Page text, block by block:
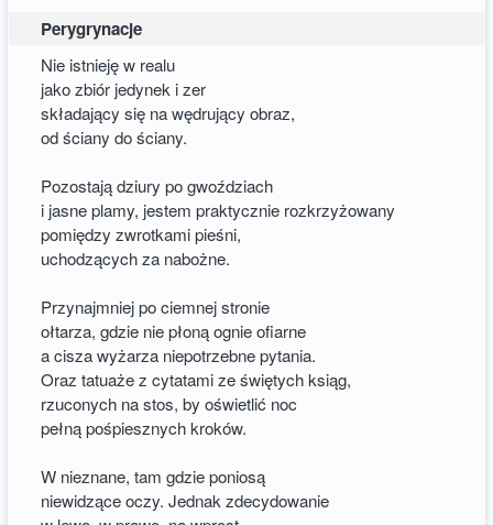
Perygrynacje
Nie istnieję w realu
jako zbiór jedynek i zer
składający się na wędrujący obraz,
od ściany do ściany.
Pozostają dziury po gwoździach
i jasne plamy, jestem praktycznie rozkrzyżowany
pomiędzy zwrotkami pieśni,
uchodzących za nabożne.
Przynajmniej po ciemnej stronie
ołtarza, gdzie nie płoną ognie ofiarne
a cisza wyżarza niepotrzebne pytania.
Oraz tatuaże z cytatami ze świętych ksiąg,
rzuconych na stos, by oświetlić noc
pełną pośpiesznych kroków.
W nieznane, tam gdzie poniosą
niewidzące oczy. Jednak zdecydowanie